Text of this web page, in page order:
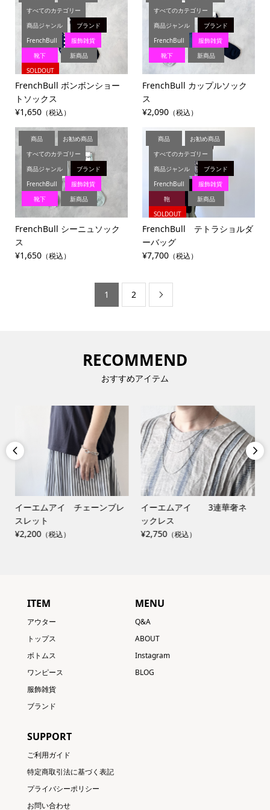
すべてのカテゴリー
商品ジャンル
ブランド
FrenchBull
服飾雑貨
靴下
新商品
SOLDOUT
FrenchBull ボンボンショー
トソックス
¥1,650（税込）
すべてのカテゴリー
商品ジャンル
ブランド
FrenchBull
服飾雑貨
靴下
新商品
FrenchBull カップルソック
ス
¥2,090 （税込）
商品
お勧め商品
すべてのカテゴリー
商品ジャンル
ブランド
FrenchBull
服飾雑貨
靴下
新商品
FrenchBull シーニュソック
ス
¥1,650（税込）
商品
お勧め商品
すべてのカテゴリー
商品ジャンル
ブランド
FrenchBull
服飾雑貨
鞄
新商品
SOLDOUT
FrenchBull テトラショルダ
ーバッグ
¥7,700 （税込）
1 2 
RECOMMEND
おすすめアイテム

イーエムアイ チェーンブレ
スレット
¥2,200（税込）
イーエムアイ 3連華奢ネ
ックレス
¥2,750（税込）

ITEM
アウター
トップス
ボトムス
ワンピース
服飾雑貨
ブランド
MENU
Q&A
ABOUT
Instagram
BLOG
SUPPORT
ご利用ガイド
特定商取引法に基づく表記
プライバシーポリシー
お問い合わせ